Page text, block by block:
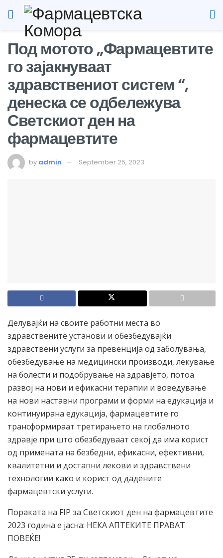
Под мотото „Фармацевтите
го зајакнуваат
здравствениот систем “,
денеска се одбележува
Светскиот ден на
фармацевтите
by admin September 25, 2023
Делувајќи на своите работни места во
здравствените установи и обезбедувајќи
здравствени услуги за превенција од заболувања,
обезбедување на медицински производи, лекување
на болести и подобрување на здравјето, потоа
развој на нови и ефикасни терапии и воведување
на нови наставни програми и форми на едукација и
континуирана едукација, фармацевтите го
трансформираат третирањето на глобалното
здравје при што обезбедуваат секој да има корист
од примената на безбедни, ефикасни, ефективни,
квалитетни и достапни лекови и здравствени
технологии како и корист од дадените
фармацевтски услуги.
Пораката на FIP за Светскиот ден на фармацевтите
2023 година е јасна: НЕКА АПТЕКИТЕ ПРАВАТ
ПОВЕЌЕ!